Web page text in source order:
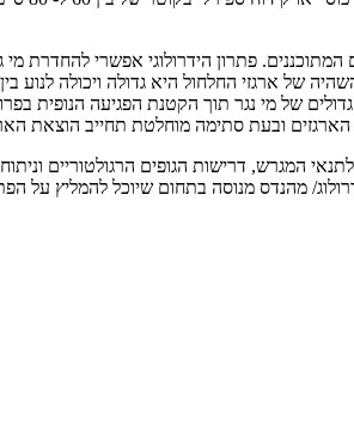
ובעת סתימה מוחלטת תחייב הוצאת
המגרש, דרישות הגופים הרגולטוריים
מהנדס מנוסה בתחום שיוכל להמליץ על